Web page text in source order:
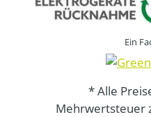
Ein
* Alle
Mehrwertsteuer